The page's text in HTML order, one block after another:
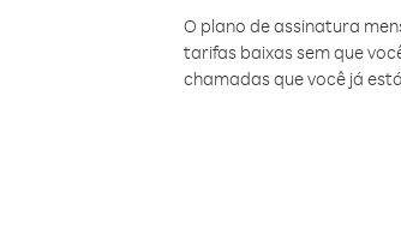
O plano de assinatura
tarifas baixas sem que
chamadas que você já